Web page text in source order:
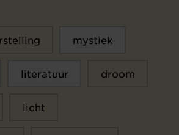
mystiek
literatuur droom
licht